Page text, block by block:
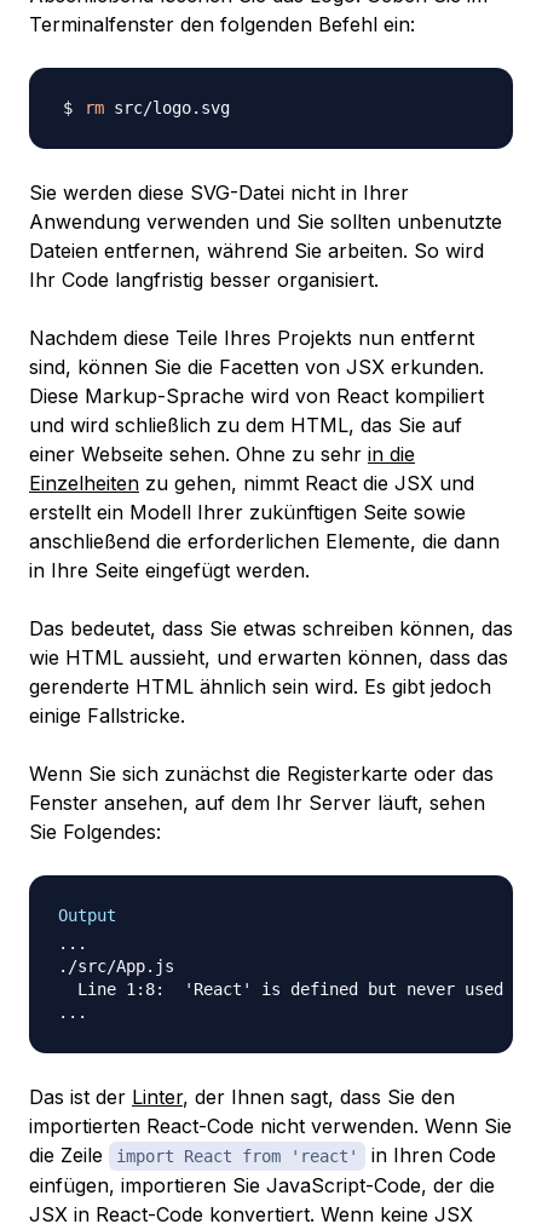
Terminalfenster den folgenden Befehl ein:
rm
Sie werden diese SVG-Datei nicht in Ihrer
Anwendung verwenden und Sie sollten unbenutzte
Dateien entfernen, während Sie arbeiten. So wird
Ihr Code langfristig besser organisiert.
Nachdem diese Teile Ihres Projekts nun entfernt
sind, können Sie die Facetten von JSX erkunden.
Diese Markup-Sprache wird von React kompiliert
und wird schließlich zu dem HTML, das Sie auf
einer Webseite sehen. Ohne zu sehr in die
Einzelheiten zu gehen, nimmt React die JSX und
erstellt ein Modell Ihrer zukünftigen Seite sowie
anschließend die erforderlichen Elemente, die dann
in Ihre Seite eingefügt werden.
Das bedeutet, dass Sie etwas schreiben können, das
wie HTML aussieht, und erwarten können, dass das
gerenderte HTML ähnlich sein wird. Es gibt jedoch
einige Fallstricke.
Wenn Sie sich zunächst die Registerkarte oder das
Fenster ansehen, auf dem Ihr Server läuft, sehen
Sie Folgendes:
Output
...
./src/App.js
Line 1:8:  'React' is defined but never used
Das ist der Linter, der Ihnen sagt, dass Sie den
importierten React-Code nicht verwenden. Wenn Sie
die Zeile
import React from 'react'
in Ihren Code
einfügen, importieren Sie JavaScript-Code, der die
JSX in React-Code konvertiert. Wenn keine JSX